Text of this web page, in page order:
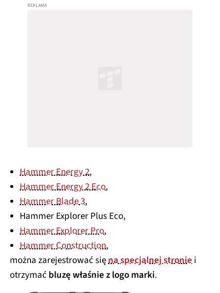
Hammer Energy 2,
Hammer Energy 2 Eco,
Hammer Blade 3,
Hammer Explorer Plus Eco,
Hammer Explorer Pro,
Hammer Construction,
można zarejestrować sięna specjalnej stroniei
otrzymać bluzę właśnie z logo marki.